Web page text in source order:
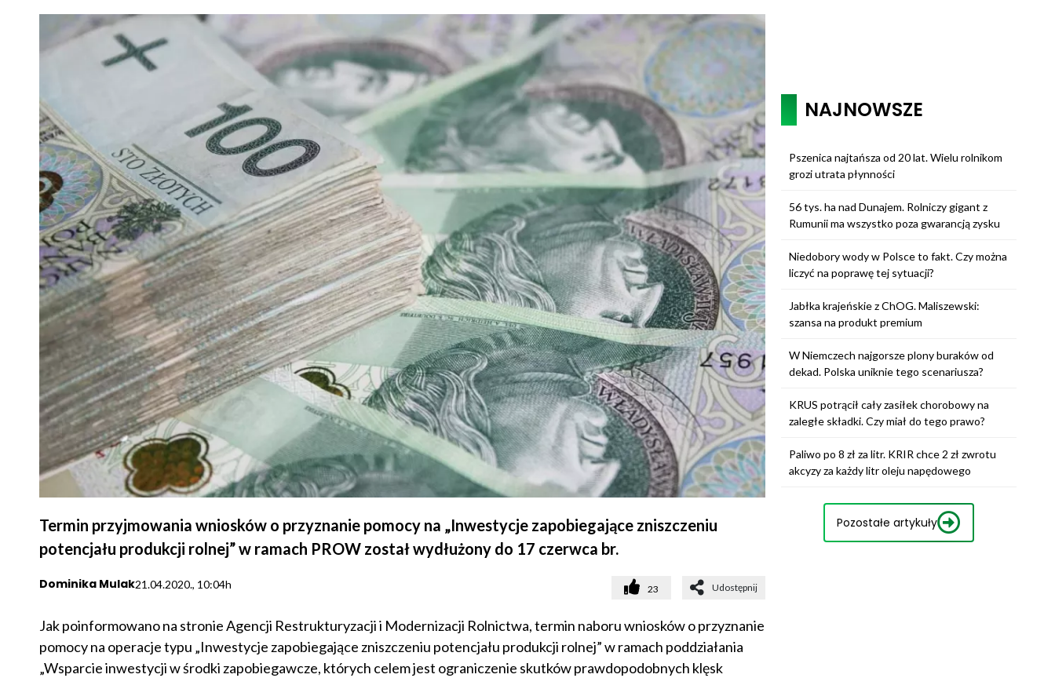
Termin przyjmowania wniosków o przyznanie pomocy na „Inwestycje zapobiegające zniszczeniu
potencjału produkcji rolnej” w ramach PROW został wydłużony do 17 czerwca br.
Dominika Mulak21.04.2020., 10:04h 23 Udostępnij
Jak poinformowano na stronie Agencji Restrukturyzacji i Modernizacji Rolnictwa, termin naboru wniosków o przyznanie
pomocy na operacje typu „Inwestycje zapobiegające zniszczeniu potencjału produkcji rolnej” w ramach poddziałania
„Wsparcie inwestycji w środki zapobiegawcze, których celem jest ograniczenie skutków prawdopodobnych klęsk
NAJNOWSZE
Pszenica najtańsza od 20 lat. Wielu rolnikom
grozi utrata płynności
56 tys. ha nad Dunajem. Rolniczy gigant z
Rumunii ma wszystko poza gwarancją zysku
Niedobory wody w Polsce to fakt. Czy można
liczyć na poprawę tej sytuacji?
Jabłka krajeńskie z ChOG. Maliszewski:
szansa na produkt premium
W Niemczech najgorsze plony buraków od
dekad. Polska uniknie tego scenariusza?
KRUS potrącił cały zasiłek chorobowy na
zaległe składki. Czy miał do tego prawo?
Paliwo po 8 zł za litr. KRIR chce 2 zł zwrotu
akcyzy za każdy litr oleju napędowego
Pozostałe artykuły